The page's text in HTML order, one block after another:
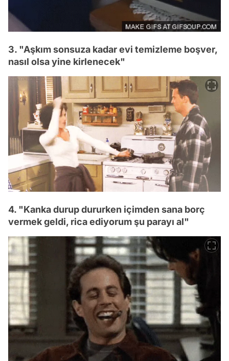
3. "Aşkım sonsuza kadar evi temizleme boşver,
nasıl olsa yine kirlenecek"
4. "Kanka durup dururken içimden sana borç
vermek geldi, rica ediyorum şu parayı al"